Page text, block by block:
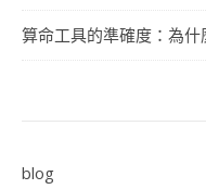
算命工具的準確度：為
blog